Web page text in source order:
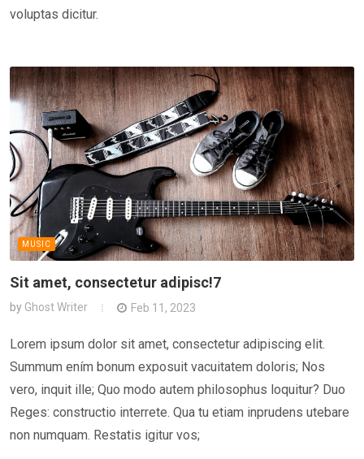
voluptas dicitur.
MUSIC
Sit amet, consectetur adipisc!7
by Ghost Writer Feb 11, 2023
Lorem ipsum dolor sit amet, consectetur adipiscing elit.
Summum ením bonum exposuit vacuitatem doloris; Nos
vero, inquit ille; Quo modo autem philosophus loquitur? Duo
Reges: constructio interrete. Qua tu etiam inprudens utebare
non numquam. Restatis igitur vos;